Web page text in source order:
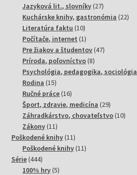
produktov
Jazyková lit., slovníky 2727
produktov
Kuchárske knihy, gastronómia 2222
Literatúra faktu 1010
produktov
Počítače, internet 11
produkt
Pre žiakov a študentov 4747
Príroda, poľovníctvo 88
produktov
Psychológia, pedagogika, sociológia
Rodina 1515
produktov
Ručné práce 1616
produktov
Šport, zdravie, medicína 2929
produktov
Záhradkárstvo, chovateľstvo 1010
Zákony 1111
produktov
Poškodené knihy 1111
produktov
Poškodené knihy 1111
Série 444444
produktov
100% hry 55